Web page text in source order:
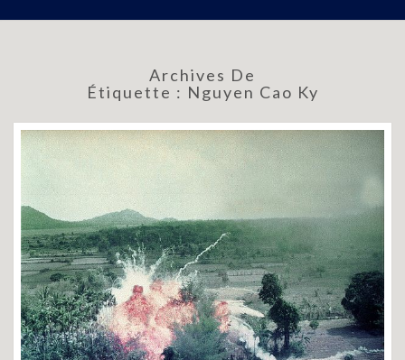
Archives De
Étiquette : Nguyen Cao Ky